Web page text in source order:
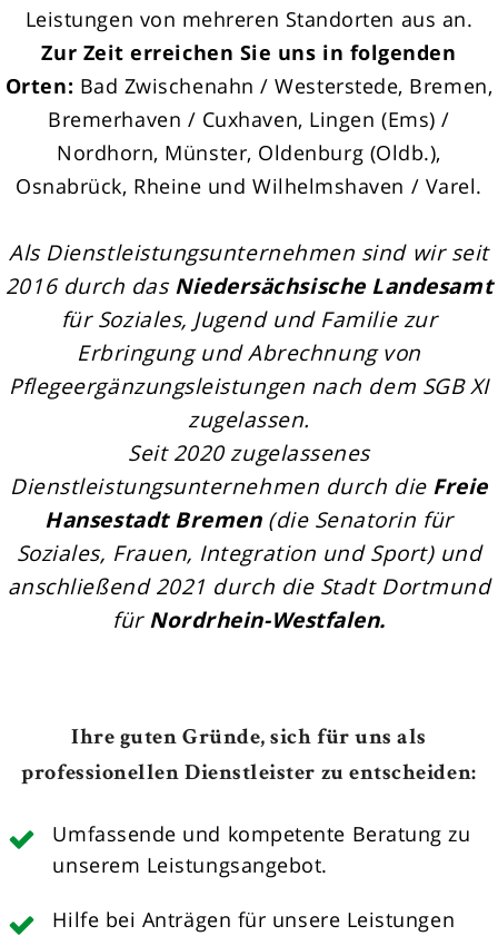
Leistungen von mehreren Standorten aus an.
Zur Zeit erreichen Sie uns in folgenden
Orten: Bad Zwischenahn / Westerstede, Bremen,
Bremerhaven / Cuxhaven, Lingen (Ems) /
Nordhorn, Münster, Oldenburg (Oldb.),
Osnabrück, Rheine und Wilhelmshaven / Varel.
Als Dienstleistungsunternehmen sind wir seit
2016 durch dasNiedersächsische Landesamt
für Soziales, Jugend und Familie zur
Erbringung und Abrechnung von
Pflegeergänzungsleistungen nach dem SGB XI
zugelassen.
Seit 2020 zugelassenes
Dienstleistungsunternehmen durch die Freie
Hansestadt Bremen(die Senatorin für
Soziales, Frauen, Integration und Sport) und
anschließend 2021 durch die Stadt Dortmund
fürNordrhein-Westfalen.
Ihre guten Gründe, sich für uns als
professionellen Dienstleister zu entscheiden:
Umfassende und kompetente Beratung zu
unserem Leistungsangebot.
Hilfe bei Anträgen für unsere Leistungen